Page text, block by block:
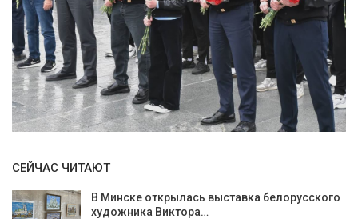
СЕЙЧАС ЧИТАЮТ
В Минске открылась выставка белорусского
художника Виктора…